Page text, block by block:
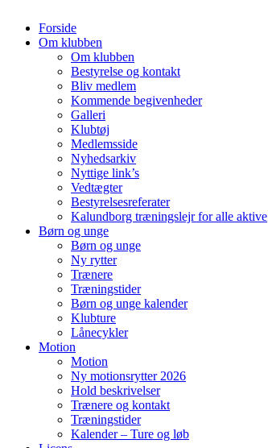
Forside
Om klubben
Om klubben
Bestyrelse og kontakt
Bliv medlem
Kommende begivenheder
Galleri
Klubtøj
Medlemsside
Nyhedsarkiv
Nyttige link’s
Vedtægter
Bestyrelsesreferater
Kalundborg træningslejr for alle aktive
Børn og unge
Børn og unge
Ny rytter
Trænere
Træningstider
Børn og unge kalender
Klubture
Lånecykler
Motion
Motion
Ny motionsrytter 2026
Hold beskrivelser
Trænere og kontakt
Træningstider
Kalender – Ture og løb